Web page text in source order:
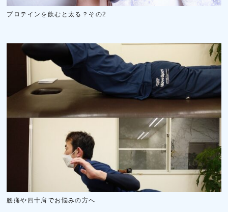
プロテインを飲むと太る？その2
腰痛や四十肩でお悩みの方へ